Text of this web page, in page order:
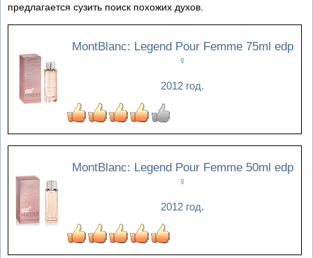
предлагается сузить поиск похожих духов.
MontBlanc: Legend Pour Femme 75ml edp
♀
2012 год.
MontBlanc: Legend Pour Femme 50ml edp
♀
2012 год.